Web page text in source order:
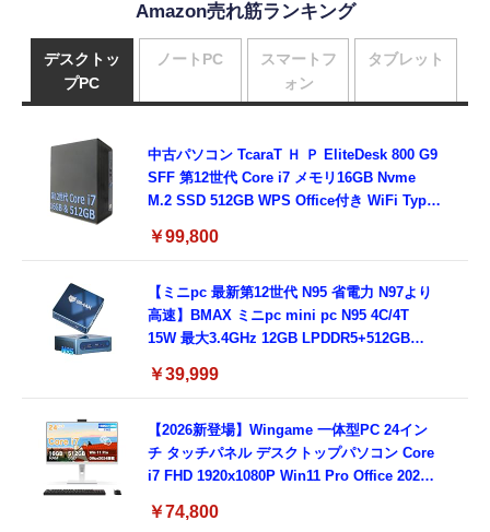
Amazon売れ筋ランキング
デスクトッ
プPC
中古パソコン TcaraT Ｈ Ｐ EliteDesk 800 G9
SFF 第12世代 Core i7 メモリ16GB Nvme
M.2 SSD 512GB WPS Office付き WiFi Type-
み品)
￥99,800
【ミニpc 最新第12世代 N95 省電力 N97より
高速】BMAX ミニpc mini pc N95 4C/4T
15W 最大3.4GHz 12GB LPDDR5+512GB
HDMI2.1/2画面出力 4K@60Hz 小型パソコン
音 ミニパソコン B4Plus
￥39,999
【2026新登場】Wingame 一体型PC 24イン
チ タッチパネル デスクトップパソコン Core
i7 FHD 1920x1080P Win11 Pro Office 2024
ル 隠しカメラ内蔵/WiFi5/ BT5.0 有線キーボ
￥74,800
ノートPC
スマートフ
ォン
タブレット